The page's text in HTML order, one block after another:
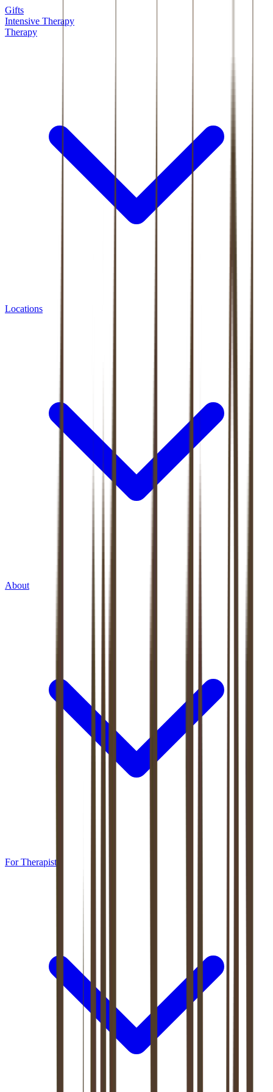
Gifts
Intensive Therapy
Therapy
Locations
About
For Therapists